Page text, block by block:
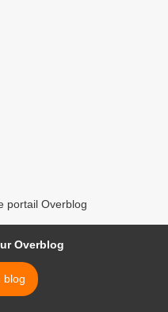
portail Overblog
Overblog
blog